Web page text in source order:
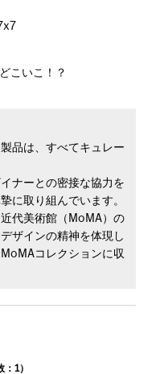
こいこ！？
品は、すべてキュレー
ナーとの密接な協力を
に取り組んでいます。
代美術館（MoMA）の
ザインの精神を体現し
コレクションに収
：1）